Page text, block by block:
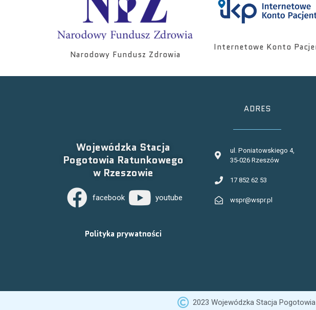
Narodowy Fundusz Zdrowia
Internetowe Konto
Wojewódzka Stacja
Pogotowia Ratunkowego
w Rzeszowie
facebook youtube
Polityka prywatności
ADRES
ul. Poniatowskiego 4,
35-026 Rzeszów
17 852 62 53
wspr@wspr.pl
2023 Wojewódzka Stacja